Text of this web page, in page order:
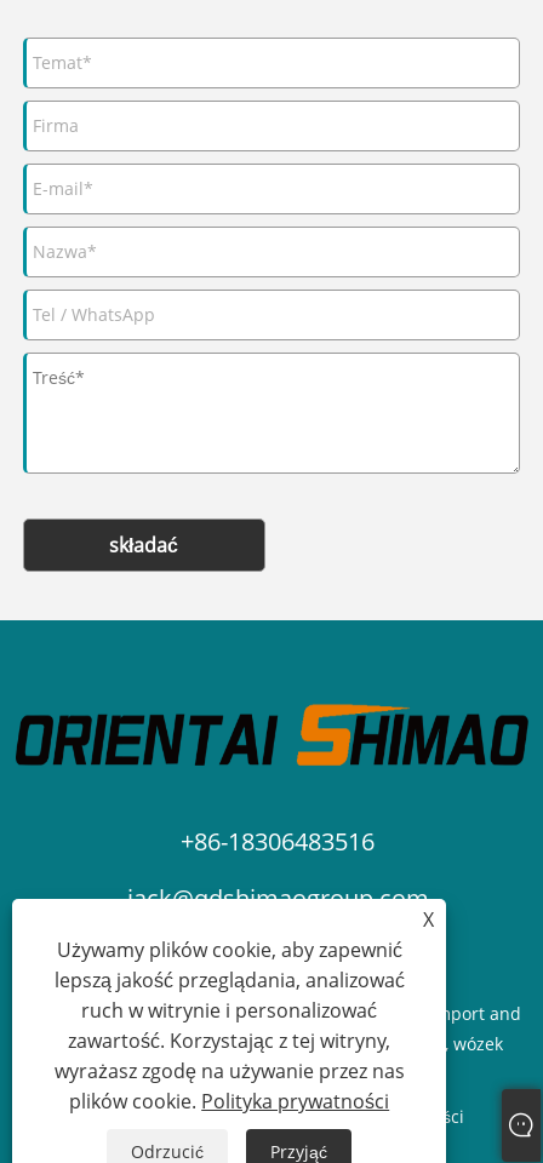
składać
+86-18306483516
jack@qdshimaogroup.com
Prawa autorskie © 2023 Qingdao Oriental Shimao Import and
Export Co., Ltd. - Food truck, przyczepa spożywcza, wózek
spożywczy - Wszelkie prawa zastrzeżone.
Links
Sitemap RSS XML Polityka prywatności
X
Używamy plików cookie, aby zapewnić
lepszą jakość przeglądania, analizować
ruch w witrynie i personalizować
zawartość. Korzystając z tej witryny,
wyrażasz zgodę na używanie przez nas
plików cookie. Polityka prywatności
Odrzucić Przyjąć